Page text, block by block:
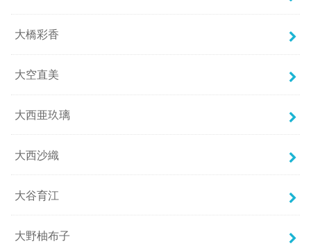
大橋彩香
大空直美
大西亜玖璃
大西沙織
大谷育江
大野柚布子